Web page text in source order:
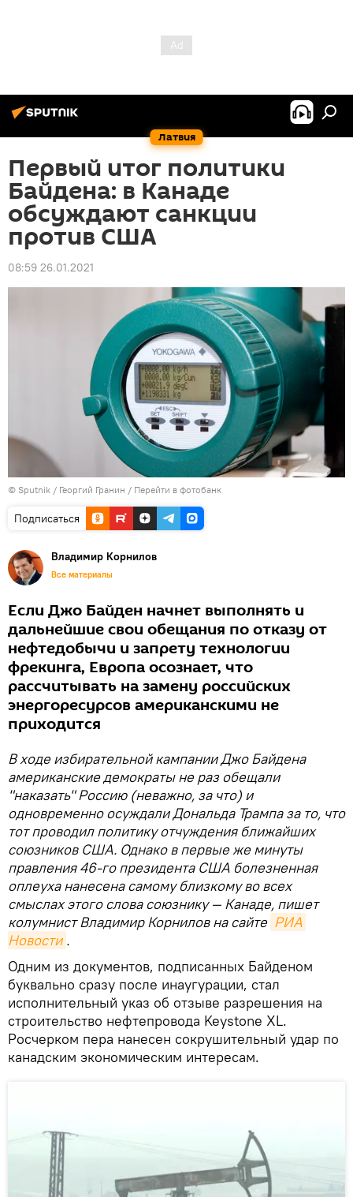
Латвия
Первый итог политики
Байдена: в Канаде
обсуждают санкции
против США
08:59 26.01.2021
© Sputnik / Георгий Гранин / Перейти в фотобанк
Подписаться
Владимир Корнилов
Все материалы
Если Джо Байден начнет выполнять и
дальнейшие свои обещания по отказу от
нефтедобычи и запрету технологии
фрекинга, Европа осознает, что
рассчитывать на замену российских
энергоресурсов американскими не
приходится
В ходе избирательной кампании Джо Байдена
американские демократы не раз обещали
"наказать" Россию (неважно, за что) и
одновременно осуждали Дональда Трампа за то, что
тот проводил политику отчуждения ближайших
союзников США. Однако в первые же минуты
правления 46-го президента США болезненная
оплеуха нанесена самому близкому во всех
смыслах этого слова союзнику — Канаде, пишет
колумнист Владимир Корнилов на сайте РИА
Новости .
Одним из документов, подписанных Байденом
буквально сразу после инаугурации, стал
исполнительный указ об отзыве разрешения на
строительство нефтепровода Keystone XL.
Росчерком пера нанесен сокрушительный удар по
канадским экономическим интересам.